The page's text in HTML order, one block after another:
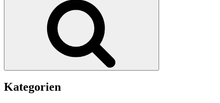
Kategorien